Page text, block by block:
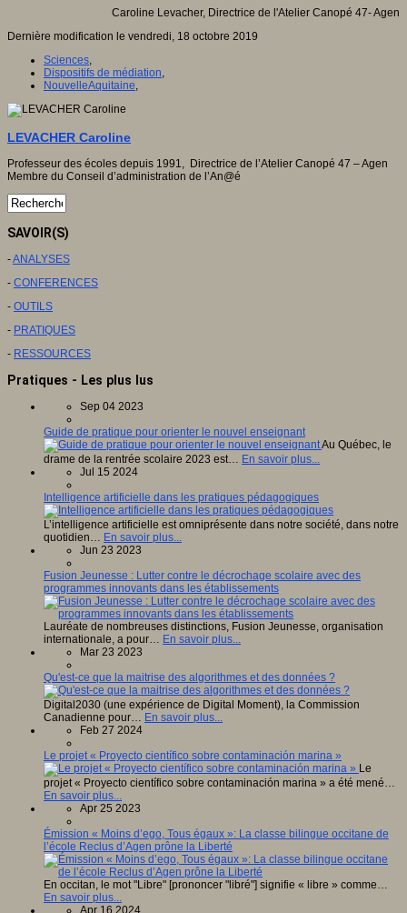
Caroline Levacher, Directrice de l'Atelier Canopé 47- Agen
Dernière modification le vendredi, 18 octobre 2019
Sciences,
Dispositifs de médiation,
NouvelleAquitaine,
LEVACHER Caroline
Professeur des écoles depuis 1991, Directrice de l’Atelier Canopé 47 – Agen
Membre du Conseil d’administration de l’An@é
SAVOIR(S)
-ANALYSES
- CONFERENCES
- OUTILS
- PRATIQUES
- RESSOURCES
Pratiques - Les plus lus
Sep 04 2023
Guide de pratique pour orienter le nouvel enseignant
Au Québec, le
drame de la rentrée scolaire 2023 est… En savoir plus...
Jul 15 2024
Intelligence artificielle dans les pratiques pédagogiques
L’intelligence artificielle est omniprésente dans notre société, dans notre
quotidien… En savoir plus...
Jun 23 2023
Fusion Jeunesse : Lutter contre le décrochage scolaire avec des
programmes innovants dans les établissements
Lauréate de nombreuses distinctions, Fusion Jeunesse, organisation
internationale, a pour… En savoir plus...
Mar 23 2023
Qu'est-ce que la maitrise des algorithmes et des données ?
Digital2030 (une expérience de Digital Moment), la Commission
Canadienne pour… En savoir plus...
Feb 27 2024
Le projet « Proyecto científico sobre contaminación marina »
Le
projet « Proyecto científico sobre contaminación marina » a été mené…
En savoir plus...
Apr 25 2023
Émission « Moins d’ego, Tous égaux »: La classe bilingue occitane de
l’école Reclus d’Agen prône la Liberté
En occitan, le mot "Libre" [prononcer "libré"] signifie « libre » comme…
En savoir plus...